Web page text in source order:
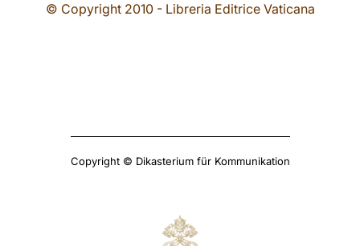
© Copyright 2010 - Libreria Editrice Vaticana
Copyright © Dikasterium für Kommunikation